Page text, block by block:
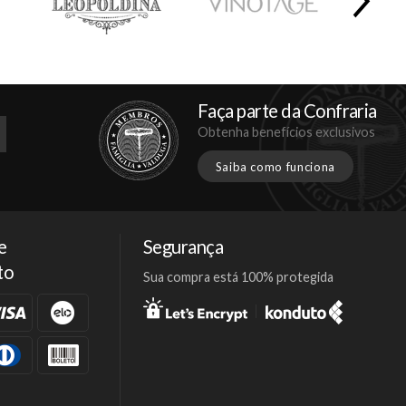
Faça parte da Confraria
Obtenha benefícios exclusivos
Saiba como funciona
Segurança
Sua compra está 100% protegida